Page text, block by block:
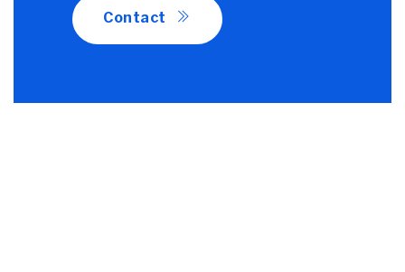
Contact